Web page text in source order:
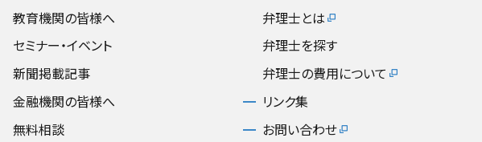
教育機関の皆様へ
セミナー・イベント
新聞掲載記事
金融機関の皆様へ
無料相談
弁理士とは
弁理士を探す
弁理士の費用について
リンク集
お問い合わせ